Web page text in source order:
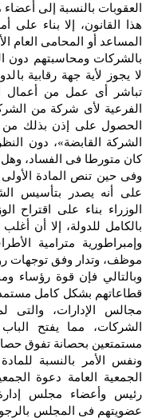
العقوبات بالنسبة إلى
هذا القانون، إلا بناء على
بالشركات ومحاسبتهم دون
لا يجوز لأية جهة رقابية
تباشر أى عمل من أعمال
الفرعية لأى شركة من
الحصول على إذن بذلك من
الشركة القابضة»، دون
كان متورطا فى الفساد، وهل
على أنه يصدر بتأسيس
الوزراء بناء على اقتراح
بالكامل للدولة، إلا أن
موظف، وتدار وفق توجهات
وبالتالي فإن قوة رؤساء
مجالس الإدارات، والتى
الشركات، مما يفتح
مستمتعين بحصانة تفوق
الجمعية العامة دعوة
رئيس وأعضاء مجلس
عضويتهم فى المجلس